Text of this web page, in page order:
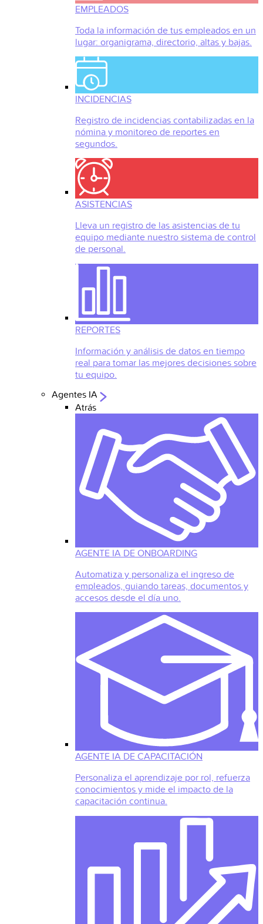
EMPLEADOS
Toda la información de tus empleados en un
lugar: organigrama, directorio, altas y bajas.
INCIDENCIAS
Registro de incidencias contabilizadas en la
nómina y monitoreo de reportes en
segundos.
ASISTENCIAS
Lleva un registro de las asistencias de tu
equipo mediante nuestro sistema de control
de personal.
REPORTES
Información y análisis de datos en tiempo
real para tomar las mejores decisiones sobre
tu equipo.
Agentes IA
Atrás
AGENTE IA DE ONBOARDING
Automatiza y personaliza el ingreso de
empleados, guiando tareas, documentos y
accesos desde el día uno.
AGENTE IA DE CAPACITACIÓN
Personaliza el aprendizaje por rol, refuerza
conocimientos y mide el impacto de la
capacitación continua.